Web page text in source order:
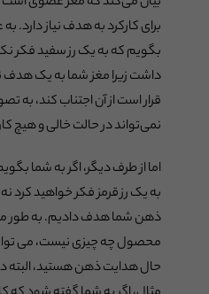
برای کارکرد به هدف نیاز دارد.
بگویم که به یک رز سفید فکر
داشت زیرا مغز شما به یک هدف
قرار است از آن اجتناب کند، به
نمی‌تواند در حالت خالی و هیچ
اما از طرف دیگر، اگر به شما
به یک رز قرمز فکر خواهید کرد
ذهن شما هدف دادیم. به طور
محصول چه چیزی نیست، می
حال هدایت ذهن هستید، البته